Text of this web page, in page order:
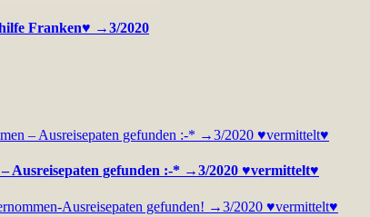
Franken♥ →3/2020
Ausreisepaten gefunden :-* →3/2020 ♥vermittelt♥